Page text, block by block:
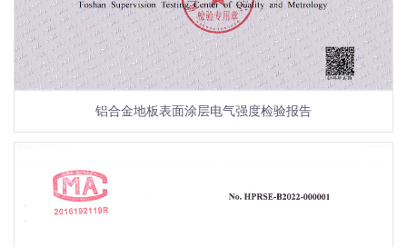
铝合金地板表面涂层电气强度检验报告